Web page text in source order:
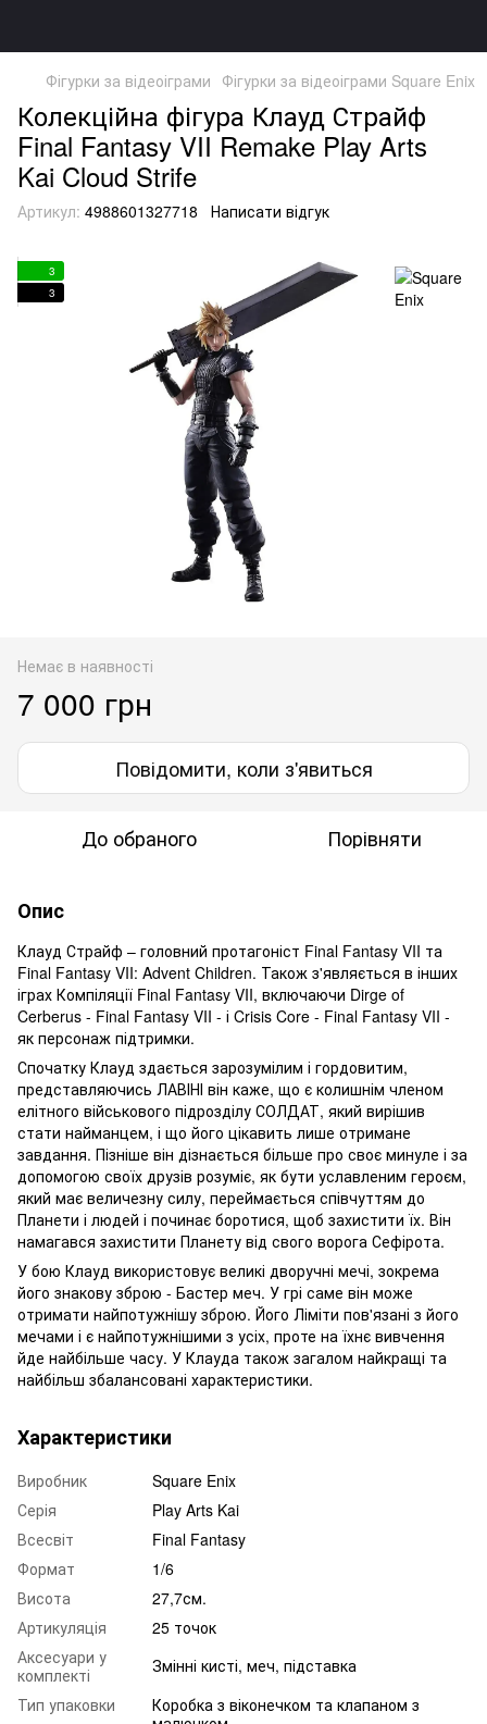
Фігурки за відеоіграми Фігурки за відеоіграми Square Enix
Колекційна фігура Клауд Страйф
Final Fantasy VII Remake Play Arts
Kai Cloud Strife
Артикул: 4988601327718 Написати відгук
3
3
Немає в наявності
7 000 грн
Повідомити, коли з'явиться
До обраного Порівняти
Опис
Клауд Страйф – головний протагоніст Final Fantasy VII та
Final Fantasy VII: Advent Children. Також з'являється в інших
іграх Компіляції Final Fantasy VII, включаючи Dirge of
Cerberus - Final Fantasy VII - і Crisis Core - Final Fantasy VII -
як персонаж підтримки.
Спочатку Клауд здається зарозумілим і гордовитим,
представляючись ЛАВІНІ він каже, що є колишнім членом
елітного військового підрозділу СОЛДАТ, який вирішив
стати найманцем, і що його цікавить лише отримане
завдання. Пізніше він дізнається більше про своє минуле і за
допомогою своїх друзів розуміє, як бути уславленим героєм,
який має величезну силу, переймається співчуттям до
Планети і людей і починає боротися, щоб захистити їх. Він
намагався захистити Планету від свого ворога Сефірота.
У бою Клауд використовує великі дворучні мечі, зокрема
його знакову зброю - Бастер меч. У грі саме він може
отримати найпотужнішу зброю. Його Ліміти пов'язані з його
мечами і є найпотужнішими з усіх, проте на їхнє вивчення
йде найбільше часу. У Клауда також загалом найкращі та
найбільш збалансовані характеристики.
Характеристики
Виробник
Square Enix
Серія
Play Arts Kai
Всесвіт
Final Fantasy
Формат
1/6
Висота
27,7см.
Артикуляція
25 точок
Аксесуари у
комплекті
Змінні кисті, меч, підставка
Тип упаковки
Коробка з віконечком та клапаном з